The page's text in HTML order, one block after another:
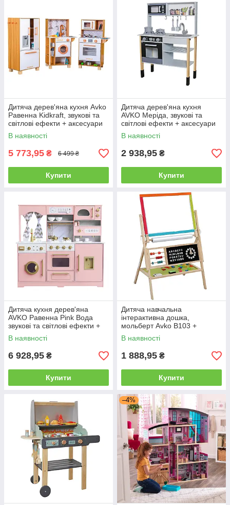
Дитяча дерев'яна кухня Avko
Равенна Kidkraft, звукові та
світлові ефекти + аксесуари
В наявності
5 773,95 ₴ 6 499 ₴
Купити
Дитяча дерев'яна кухня
AVKO Меріда, звукові та
світлові ефекти + аксесуари
В наявності
2 938,95 ₴
Купити
Дитяча кухня дерев'яна
AVKО Равенна Pink Вода
звукові та світлові ефекти +
аксесуари
В наявності
6 928,95 ₴
Купити
Дитяча навчальна
інтерактивна дошка,
мольберт Avko В103 +
аксесуари
В наявності
1 888,95 ₴
Купити
–4%